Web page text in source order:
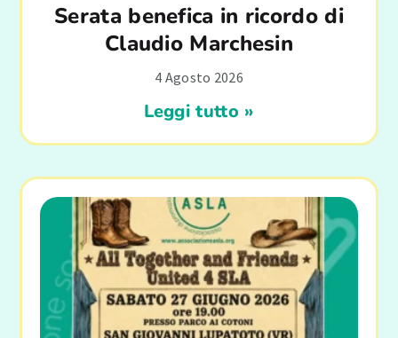
Serata benefica in ricordo di
Claudio Marchesin
4 Agosto 2026
Leggi tutto »